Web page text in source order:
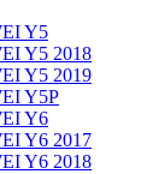
Y5
Y5 2018
Y5 2019
Y5P
Y6
Y6 2017
Y6 2018